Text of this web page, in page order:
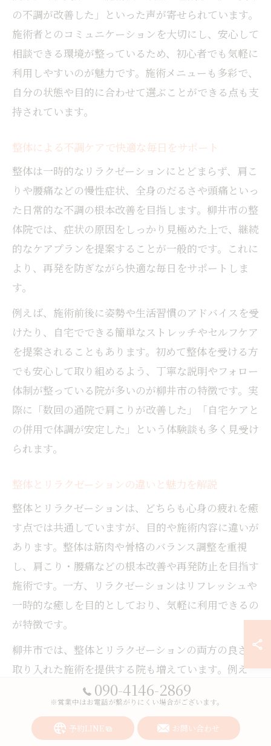
の不調が改善した」といった声が寄せられています。
施術者とのコミュニケーションを大切にし、安心して
相談できる環境が整っているため、初心者でも気軽に
利用しやすいのが魅力です。施術メニューも多彩で、
自分の状態や目的に合わせて選ぶことができる点も支
持されています。
整体による不調ケアで快適な毎日をサポート
整体は一時的なリラクゼーションにとどまらず、肩こ
りや腰痛などの慢性症状、全身のだるさや頭痛といっ
た日常的な不調の根本改善を目指します。柳井市の整
体院では、症状の原因をしっかり見極めた上で、継続
的なケアプランを提案することが一般的です。これに
より、再発を防ぎながら快適な毎日をサポートしま
す。
例えば、施術前後に姿勢や生活習慣のアドバイスを受
けたり、自宅でできる簡単なストレッチやセルフケア
を提案されることもあります。初めて整体を受ける方
でも安心して取り組めるよう、丁寧な説明やフォロー
体制が整っている院が多いのが柳井市の特徴です。実
際に「数回の通院で肩こりが改善した」「自宅ケアと
の併用で体調が安定した」という体験談も多く見受け
られます。
整体とリラクゼーションの違いと魅力を解説
整体とリラクゼーションは、どちらも心身の疲れを癒
す点では共通していますが、目的や施術内容に違いが
あります。整体は筋肉や骨格のバランス調整を重視
し、肩こり・腰痛などの根本改善や再発防止を目指す
施術です。一方、リラクゼーションはリフレッシュや
一時的な癒しを目的としており、気軽に利用できるの
が特徴です。
柳井市では、整体とリラクゼーションの両方の良さを
取り入れた施術を提供する院も増えています。例え
ば、整体で身体の歪みを整えつつ、リラクゼーション
要素で心も解きほぐすスタイルです。どちらを選択す
るかは、現在の自分の不調や目的によって変わりま
090-4146-2869
※営業中はお電話が繋がりにくい場合がございます。
予約LINE お問い合わせ